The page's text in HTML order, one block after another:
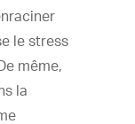
le stress
même,
la